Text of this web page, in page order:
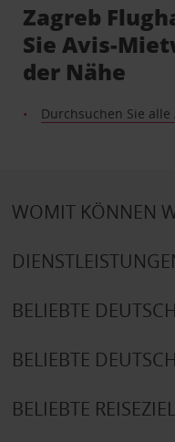
Zagreb
Sie Avis-
der Nähe
Durchsuchen Sie
WOMIT KÖNNEN
BELIEBTE
BELIEBTE
BELIEBTE